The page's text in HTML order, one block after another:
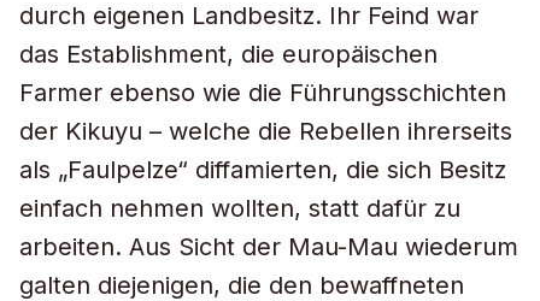
durch eigenen Landbesitz. Ihr Feind war
das Establishment, die europäischen
Farmer ebenso wie die Führungsschichten
der Kikuyu – welche die Rebellen ihrerseits
als „Faulpelze“ diffamierten, die sich Besitz
einfach nehmen wollten, statt dafür zu
arbeiten. Aus Sicht der Mau-Mau wiederum
galten diejenigen, die den bewaffneten